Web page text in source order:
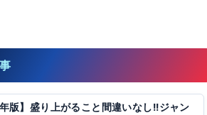
版】盛り上がること間違いなし!!ジャン